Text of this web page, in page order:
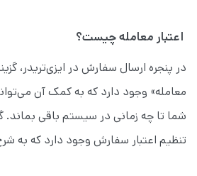
اعتبار معامله چیست؟
در پنجره ارسال سفارش در ایزی‌تریدر،
معامله» وجود دارد که به کمک آن
شما تا چه زمانی در سیستم باقی بماند.
تنظیم اعتبار سفارش وجود دارد که به